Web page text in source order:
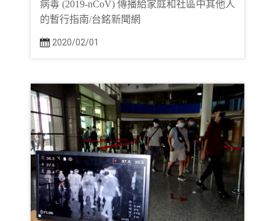
病毒 (2019-nCoV) 傳播給家庭和社區中其他人
的暫行指南/台銘新聞網
2020/02/01